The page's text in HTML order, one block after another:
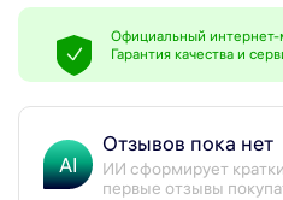
Официальный интернет-
Гарантия качества и
AI
Отзывов пока нет
ИИ сформирует
первые отзывы